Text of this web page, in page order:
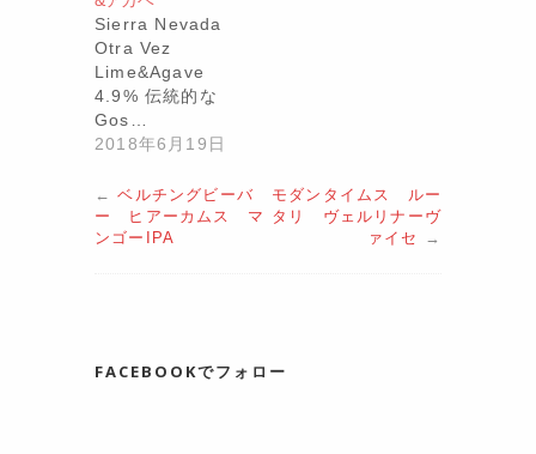
Sierra Nevada
Otra Vez
Lime&Agave
4.9% 伝統的な
Gos…
2018年6月19日
←ベルチングビーバ
ー ヒアーカムス マ
ンゴーIPA
モダンタイムス ルー
タリ ヴェルリナーヴ
ァイセ
→
FACEBOOKでフォロー